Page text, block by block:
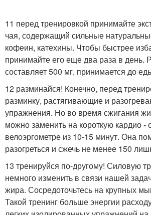
11 перед тренировкой принимайте
чая, содержащий сильные
кофеин, катехины. Чтобы быстрее
принимайте его еще два раза в день.
составляет 500 мг, принимается до
12 разминайся! Конечно, перед
разминку, растягивающие и
упражнения. Но во время сжигания
можно заменить на короткую кардио -
велоэргометре из 10-15 минут. Она
разогреться и сжечь не менее 150
13 тренируйся по-другому! Силовую
немного изменить в связи нашей
жира. Сосредоточьтесь на крупных
Такой тренинг больше энергии